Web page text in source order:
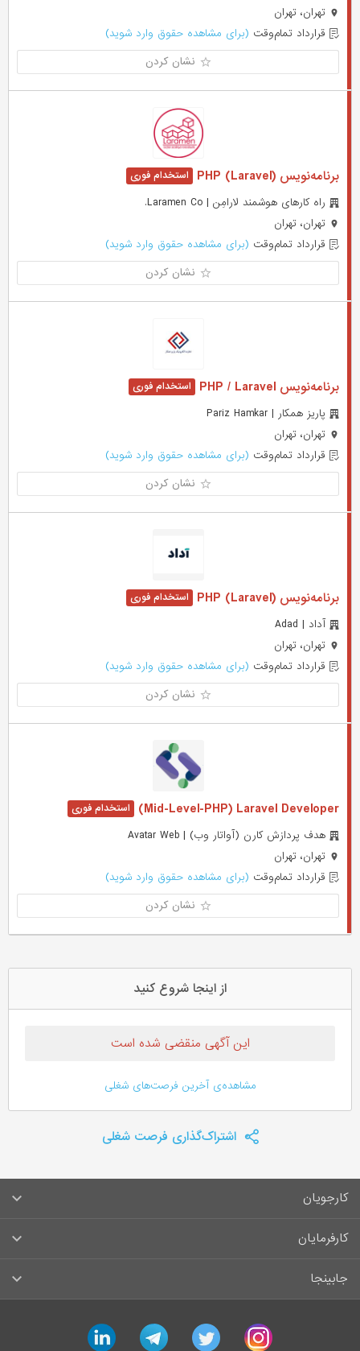
تهران، تهران
قرارداد تمام‌وقت (برای مشاهده حقوق وارد شوید)
نشان کردن
برنامه‌نویس (PHP (Laravel
راه کارهای هوشمند لارامِن | Laramen Co.
تهران، تهران
قرارداد تمام‌وقت (برای مشاهده حقوق وارد شوید)
نشان کردن
برنامه‌نویس PHP / Laravel
پاریز همکار | Pariz Hamkar
تهران، تهران
قرارداد تمام‌وقت (برای مشاهده حقوق وارد شوید)
نشان کردن
برنامه‌نویس (PHP (Laravel
آداد | Adad
تهران، تهران
قرارداد تمام‌وقت (برای مشاهده حقوق وارد شوید)
نشان کردن
Mid-Level-PHP) Laravel Developer)
هدف پردازش کارن (آواتار وب) | Avatar Web
تهران، تهران
قرارداد تمام‌وقت (برای مشاهده حقوق وارد شوید)
نشان کردن
از اینجا شروع کنید
این آگهی منقضی شده است
مشاهده‌ی آخرین فرصت‌های شغلی
اشتراک‌گذاری فرصت شغلی
کارجویان
سوالات متداول کارجویان
لیست مشاغل
آگهی‌های استخدام
کارفرمایان
راهنمای ثبت آگهی استخدام
قوانین و مقررات کارفرمایان
جابینجا
جابینجا در رسانه‌ها
instagram
twitter
telegram
linkedin